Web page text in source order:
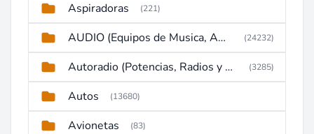
Aspiradoras (221)
AUDIO (Equipos de Musica, Amplificadores, Reproductores, Etc) (24232)
Autoradio (Potencias, Radios y DVD) (3285)
Autos (13680)
Avionetas (83)